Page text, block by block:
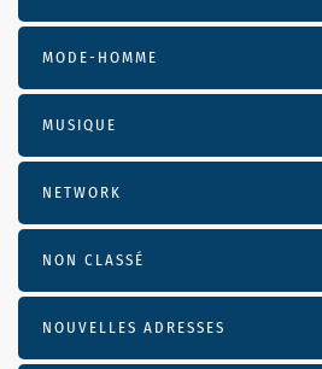
MODE-HOMME
MUSIQUE
NETWORK
NON CLASSÉ
NOUVELLES ADRESSES